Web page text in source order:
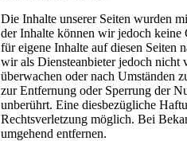
Die Inhalte unserer Seiten wurden
der Inhalte können wir jedoch
für eigene Inhalte auf diesen Seiten
wir als Diensteanbieter jedoch nicht
überwachen oder nach Umständen
zur Entfernung oder Sperrung der
unberührt. Eine diesbezügliche
Rechtsverletzung möglich. Bei
umgehend entfernen.